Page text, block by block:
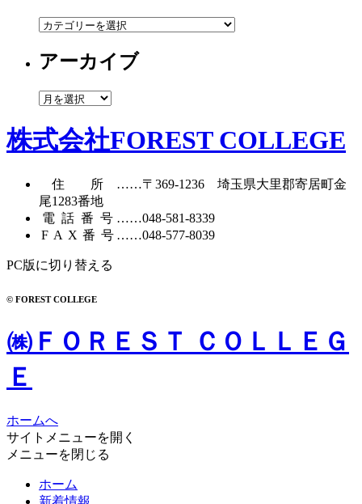
カ
ゴ
ー
アーカイブ
ア
カ
イ
株式会社FOREST COLLEGE
住所……〒369-1236 埼玉県大里郡寄居町金
尾1283番地
電話番号……048-581-8339
FAX番号……048-577-8039
PC版に切り替える
© FOREST COLLEGE
㈱ＦＯＲＥＳＴ ＣＯＬＬＥＧ
Ｅ
ホームへ
サイトメニューを開く
メニューを閉じる
ホーム